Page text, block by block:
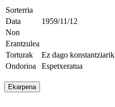
Sorterria
Data
1959/11/12
Non
Erantzulea
Torturak
Ez dago konstantziarik
Ondorioa
Espetxeratua